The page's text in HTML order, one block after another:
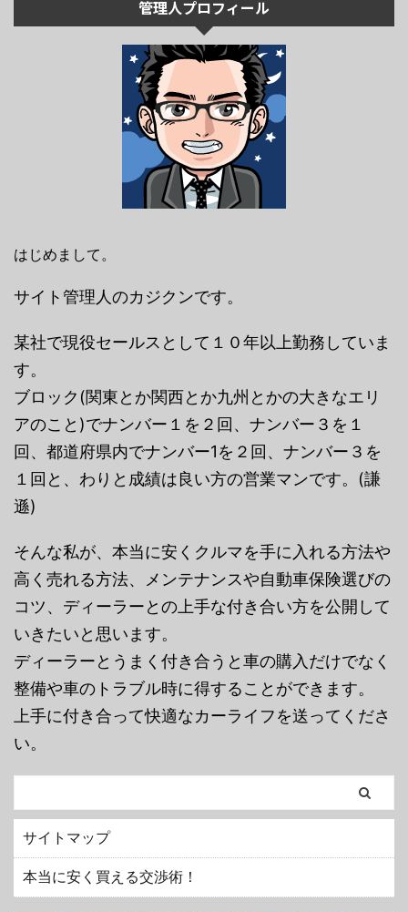
管理人プロフィール
はじめまして。
サイト管理人のカジクンです。
某社で現役セールスとして１０年以上勤務していま
す。
ブロック(関東とか関西とか九州とかの大きなエリ
アのこと)でナンバー１を２回、ナンバー３を１
回、都道府県内でナンバー1を２回、ナンバー３を
１回と、わりと成績は良い方の営業マンです。(謙
遜)
そんな私が、本当に安くクルマを手に入れる方法や
高く売れる方法、メンテナンスや自動車保険選びの
コツ、ディーラーとの上手な付き合い方を公開して
いきたいと思います。
ディーラーとうまく付き合うと車の購入だけでなく
整備や車のトラブル時に得することができます。
上手に付き合って快適なカーライフを送ってくださ
い。
サイトマップ
本当に安く買える交渉術！